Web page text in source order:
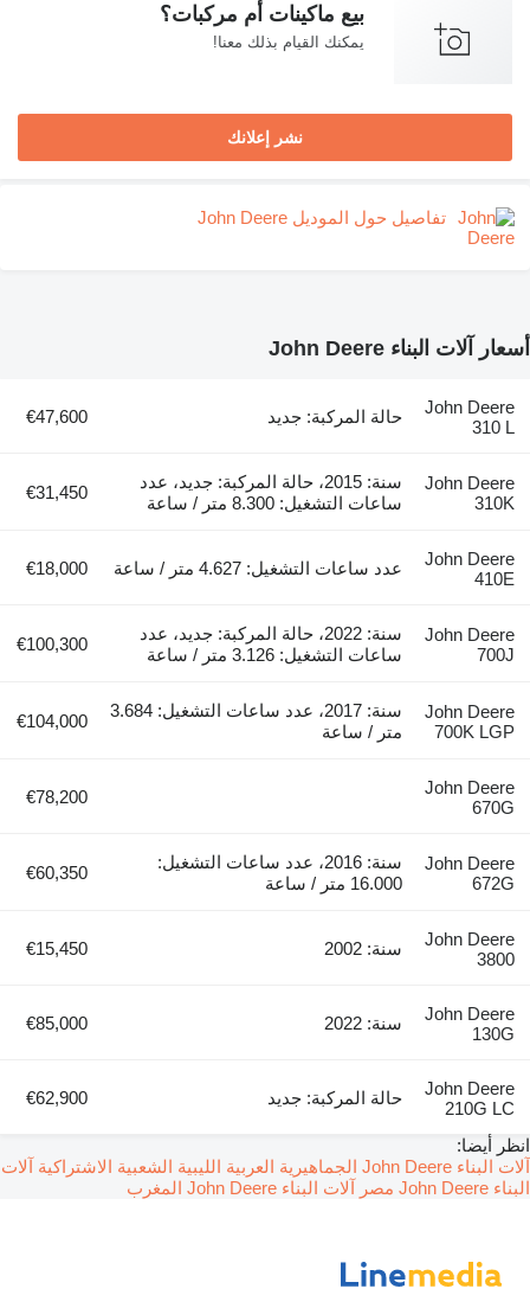
بيع ماكينات أم مركبات؟
يمكنك القيام بذلك معنا!
نشر إعلانك
تفاصيل حول الموديل John Deere
أسعار آلات البناء John Deere
John Deere
310 L
حالة المركبة: جديد €47,600
John Deere
310K
سنة: 2015، حالة المركبة: جديد، عدد
ساعات التشغيل: 8.300 متر / ساعة
€31,450
John Deere
410E
عدد ساعات التشغيل: 4.627 متر / ساعة €18,000
John Deere
700J
سنة: 2022، حالة المركبة: جديد، عدد
ساعات التشغيل: 3.126 متر / ساعة
€100,300
John Deere
700K LGP
سنة: 2017، عدد ساعات التشغيل: 3.684
متر / ساعة
€104,000
John Deere
670G
€78,200
John Deere
672G
سنة: 2016، عدد ساعات التشغيل:
16.000 متر / ساعة
€60,350
John Deere
3800
سنة: 2002 €15,450
John Deere
130G
سنة: 2022 €85,000
John Deere
210G LC
حالة المركبة: جديد €62,900
انظر أيضا:
آلات البناء John Deere الجماهيرية العربية الليبية الشعبية الاشتراكية
آلات
البناء John Deere مصر
آلات البناء John Deere المغرب